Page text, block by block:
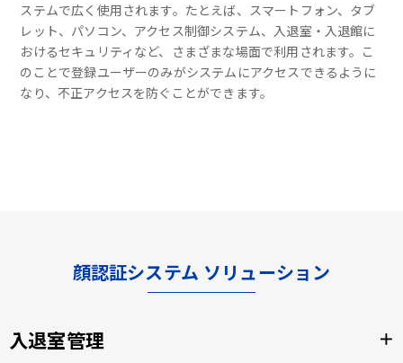
ステムで広く使用されます。たとえば、スマートフォン、タブ
レット、パソコン、アクセス制御システム、入退室・入退館に
おけるセキュリティなど、さまざまな場面で利用されます。こ
のことで登録ユーザーのみがシステムにアクセスできるように
なり、不正アクセスを防ぐことができます。
顔認証システム ソリューション
入退室管理 ＋